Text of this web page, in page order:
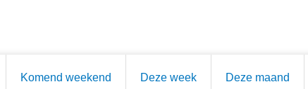
Komend weekend Deze week Deze maand